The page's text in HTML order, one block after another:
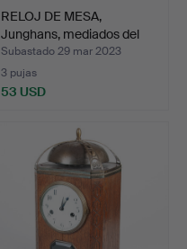
RELOJ DE MESA,
Junghans, mediados del
sigl…
Subastado 29 mar 2023
3 pujas
53 USD